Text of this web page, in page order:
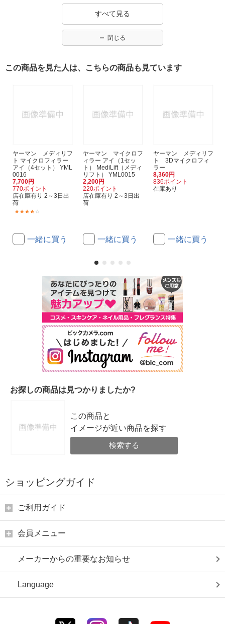
すべて見る
閉じる
この商品を見た人は、こちらの商品も見ています
ヤーマン メディリフ
ト マイクロフィラー
アイ（4セット） YML
0016
7,700円
770ポイント
店在庫有り 2～3日出
荷
一緒に買う
ヤーマン マイクロフ
ィラー アイ（1セッ
ト） MediLift（メディ
リフト） YML0015
2,200円
220ポイント
店在庫有り 2～3日出
荷
一緒に買う
ヤーマン メディリフ
ト 3Dマイクロフィ
ラー
8,360円
836ポイント
在庫あり
一緒に買う
お探しの商品は見つかりましたか?
この商品と
イメージが近い商品を探す
検索する
ショッピングガイド
ご利用ガイド
会員メニュー
メーカーからの重要なお知らせ
Language